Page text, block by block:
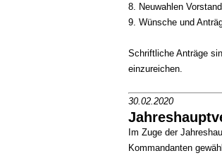
Neuwahlen
Wünsche und
Schriftliche Anträge
einzureichen.
30.02.2020
Im Zuge der
Kommandanten